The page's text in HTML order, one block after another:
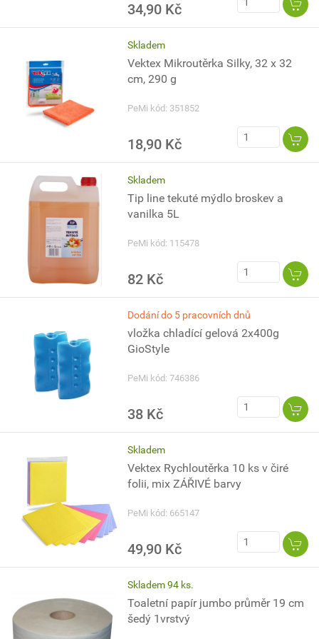
34,90 Kč
Skladem
Vektex Mikroutěrka Silky, 32 x 32
cm, 290 g
PeMi kód: 351852
18,90 Kč
Skladem
Tip line tekuté mýdlo broskev a
vanilka 5L
PeMi kód: 115478
82 Kč
Dodání do 5 pracovních dnů
vložka chladící gelová 2x400g
GioStyle
PeMi kód: 746386
38 Kč
Skladem
Vektex Rychloutěrka 10 ks v čiré
folii, mix ZÁŘIVÉ barvy
PeMi kód: 665147
49,90 Kč
Skladem 94 ks.
Toaletní papír jumbo průměr 19 cm
šedý 1vrstvý